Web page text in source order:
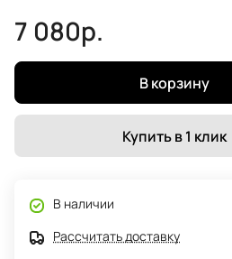
7 080р.
В корзину
Купить в 1 клик
В наличии
Рассчитать доставку